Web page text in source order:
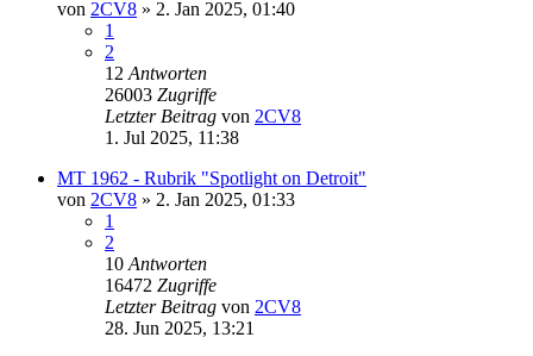
von 2CV8 » 2. Jan 2025, 01:40
1
2
12 Antworten
26003 Zugriffe
Letzter Beitrag von 2CV8
1. Jul 2025, 11:38
MT 1962 - Rubrik "Spotlight on Detroit"
von 2CV8 » 2. Jan 2025, 01:33
1
2
10 Antworten
16472 Zugriffe
Letzter Beitrag von 2CV8
28. Jun 2025, 13:21